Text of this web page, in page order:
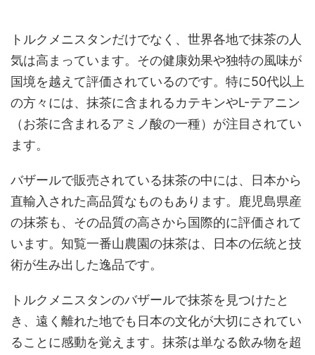
トルクメニスタンだけでなく、世界各地で抹茶の人
気は高まっています。その健康効果や独特の風味が
国境を越えて評価されているのです。特に50代以上
の方々には、抹茶に含まれるカテキンやL-テアニン
（お茶に含まれるアミノ酸の一種）が注目されてい
ます。
バザールで販売されている抹茶の中には、日本から
直輸入された高品質なものもあります。鹿児島県産
の抹茶も、その品質の高さから国際的に評価されて
います。知覧一番山農園の抹茶は、日本の伝統と技
術が生み出した逸品です。
トルクメニスタンのバザールで抹茶を見つけたと
き、遠く離れた地でも日本の文化が大切にされてい
ることに感動を覚えます。抹茶は単なる飲み物を超